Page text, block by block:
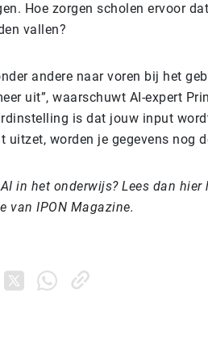
Hoe zorgen scholen ervoor
vallen?
andere naar voren bij het
uit”, waarschuwt AI-expert
is dat jouw input
uitzet, worden je gegevens nog
in het onderwijs? Lees dan hier
van IPON Magazine.